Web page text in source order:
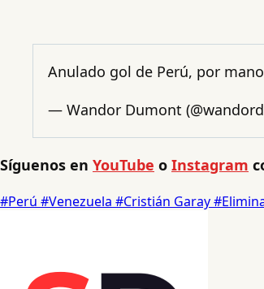
Anulado gol de Perú, por mano
— Wandor Dumont
Síguenos en YouTube o Instagram
#Perú #Venezuela #Cristián Garay